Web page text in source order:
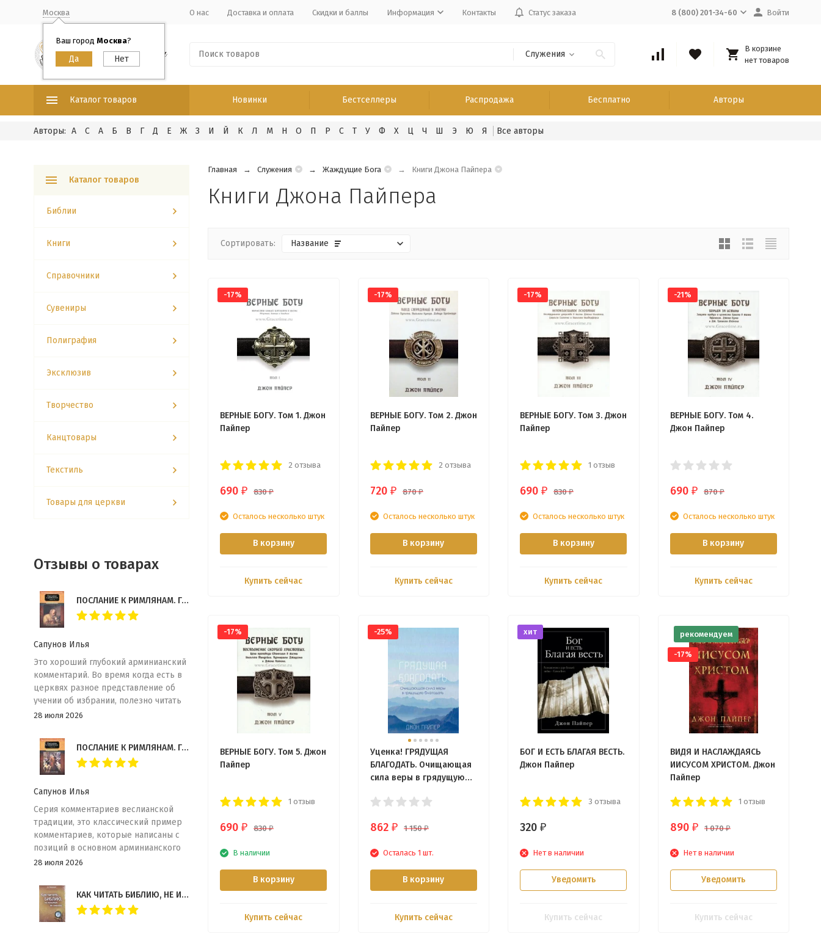
Москва
Ваш город Москва?
О нас Доставка и оплата Скидки и баллы Информация Контакты Статус заказа 8 (800) 201-34-60 Войти
Служения
В корзине
нет товаров
Каталог товаров Новинки Бестселлеры Распродажа Бесплатно Авторы
A C А Б В Г Д Е Ж З И Й К Л М Н О П Р С Т У Ф Х Ц Ч Ш Э Ю Я
Главная Служения Жаждущие Бога Книги Джона Пайпера
Книги Джона Пайпера
Сортировать: Название
-17%
ВЕРНЫЕ БОГУ. Том 1. Джон
Пайпер
2 отзыва
690 ₽ 830₽
Осталось несколько штук
В корзину
Купить сейчас
-17%
ВЕРНЫЕ БОГУ. Том 2. Джон
Пайпер
2 отзыва
720 ₽ 870₽
Осталось несколько штук
В корзину
Купить сейчас
-17%
ВЕРНЫЕ БОГУ. Том 3. Джон
Пайпер
1 отзыв
690 ₽ 830₽
Осталось несколько штук
В корзину
Купить сейчас
-21%
ВЕРНЫЕ БОГУ. Том 4.
Джон Пайпер
690 ₽ 870₽
Осталось несколько штук
В корзину
Купить сейчас
-17%
ВЕРНЫЕ БОГУ. Том 5. Джон
Пайпер
1 отзыв
690 ₽ 830₽
В наличии
В корзину
Купить сейчас
-25%
Уценка! ГРЯДУЩАЯ
БЛАГОДАТЬ. Очищающая
сила веры в грядущую
/новое издание/
862 ₽ 1 150₽
Осталась 1 шт.
В корзину
Купить сейчас
хит
БОГ И ЕСТЬ БЛАГАЯ ВЕСТЬ.
Джон Пайпер
3 отзыва
320 ₽
Нет в наличии
Уведомить
Купить сейчас
рекомендуем
-17%
ВИДЯ И НАСЛАЖДАЯСЬ
ИИСУСОМ ХРИСТОМ. Джон
Пайпер
1 отзыв
890 ₽ 1 070₽
Нет в наличии
Уведомить
Купить сейчас
Каталог товаров
Библии
Книги
Справочники
Сувениры
Полиграфия
Эксклюзив
Творчество
Канцтовары
Текстиль
Товары для церкви
Отзывы о товарах
ПОСЛАНИЕ К РИМЛЯНАМ. Главы 9-16. Комментарии веслианской традиции. Уильям Грейтхауз
Сапунов Илья
Это хороший глубокий арминианский
комментарий. Во время когда есть в
церквях разное представление об
учении об избрании, полезно читать
таких комментаторов как Уильям
содержит много экзегетической
информации. Рекомендую!
28 июля 2026
ПОСЛАНИЕ К РИМЛЯНАМ. Главы 1-8. Комментарии веслианской традиции. Уильям Грейтхауз
Сапунов Илья
Серия комментариев веслианской
традиции, это классический пример
комментариев, которые написаны с
позиций в основном арминианского
богословия. Комментарий содержит
прекрасно подойдет для студентов
семинарии или тех, кто практикует
экспозиционную проповедь
28 июля 2026
КАК ЧИТАТЬ БИБЛИЮ, НЕ ИСКАЖАЯ ЕЕ СМЫСЛА: Учебник по герменевтике. С. Л. Флюгрант